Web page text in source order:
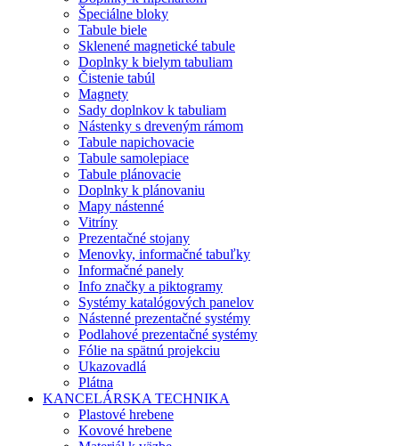
Špeciálne bloky
Tabule biele
Sklenené magnetické tabule
Doplnky k bielym tabuliam
Čistenie tabúl
Magnety
Sady doplnkov k tabuliam
Nástenky s dreveným rámom
Tabule napichovacie
Tabule samolepiace
Tabule plánovacie
Doplnky k plánovaniu
Mapy nástenné
Vitríny
Prezentačné stojany
Menovky, informačné tabuľky
Informačné panely
Info značky a piktogramy
Systémy katalógových panelov
Nástenné prezentačné systémy
Podlahové prezentačné systémy
Fólie na spätnú projekciu
Ukazovadlá
Plátna
KANCELÁRSKA TECHNIKA
Plastové hrebene
Kovové hrebene